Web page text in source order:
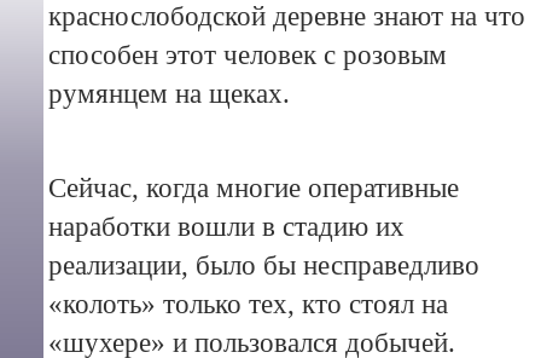
краснослободской деревне знают на что
способен этот человек с розовым
румянцем на щеках.
Сейчас, когда многие оперативные
наработки вошли в стадию их
реализации, было бы несправедливо
«колоть» только тех, кто стоял на
«шухере» и пользовался добычей.